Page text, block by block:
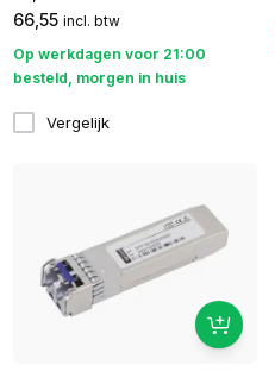
66,55 incl. btw
Op werkdagen voor 21:00
besteld, morgen in huis
Vergelijk